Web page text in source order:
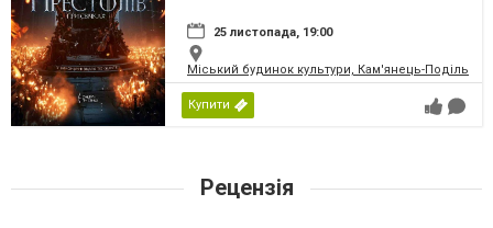
25 листопада, 19:00
Міський будинок культури, Кам'янець-
Купити
Рецензія